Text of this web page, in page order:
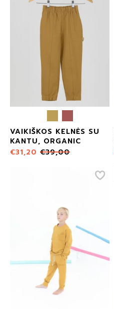
VAIKIŠKOS KELNĖS SU
KANTU, ORGANIC
€31,20 €39,00